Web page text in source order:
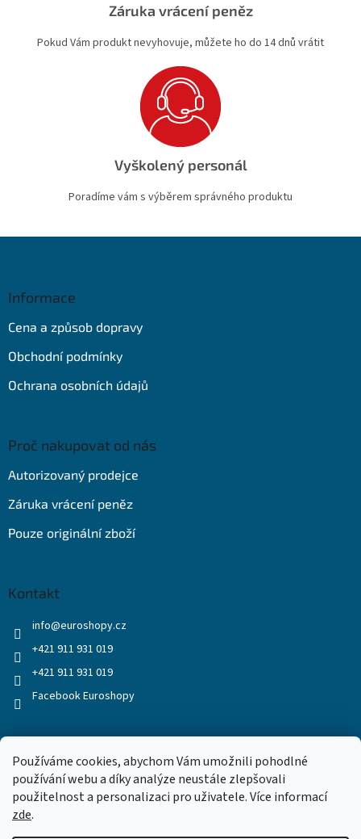
Používáme cookies, abychom Vám umožnili pohodlné
používání webu a díky analýze neustále zlepšovali
použitelnost a personalizaci pro uživatele. Více informací
zde.
Záruka vrácení peněz
Pokud Vám produkt nevyhovuje, můžete ho do 14 dnů vrátit
Vyškolený personál
Poradíme vám s výběrem správného produktu
Informace
Cena a způsob dopravy
Obchodní podmínky
Ochrana osobních údajů
Proč nakupovat od nás
Autorizovaný prodejce
Záruka vrácení peněz
Pouze originální zboží
Kontakt
info@euroshopy.cz
+421 911 931 019
+421 911 931 019
Facebook Euroshopy